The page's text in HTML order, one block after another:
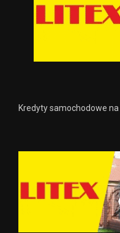
Kredyty samochodowe na